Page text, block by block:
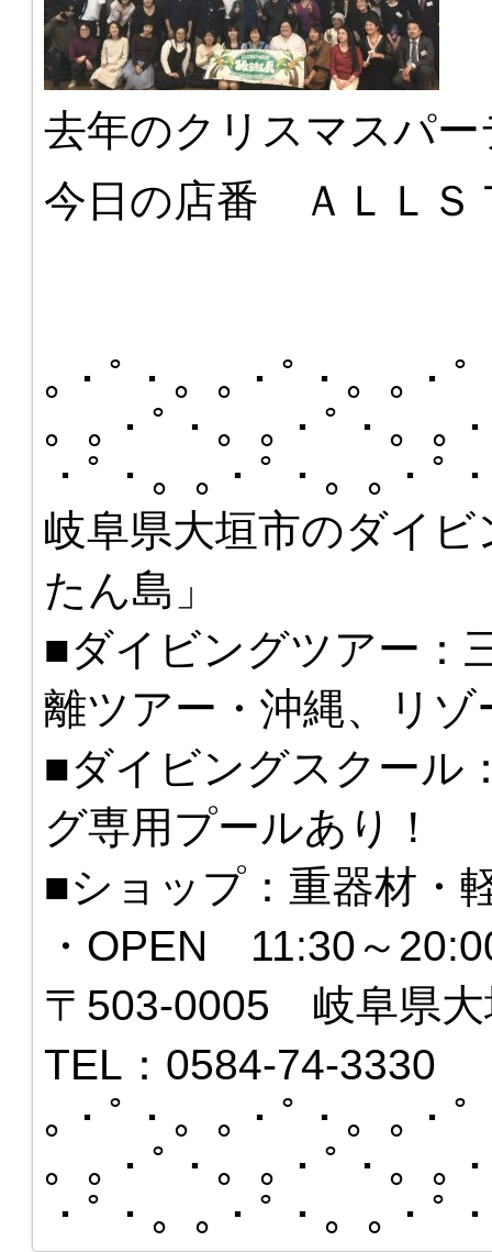
去年のクリスマスパ
今日の店番 ＡＬＬ
｡・ﾟ・。｡・ﾟ・。｡・
。｡・ﾟ・。｡・ﾟ・。｡
・ﾟ・。｡・ﾟ・。｡・ﾟ
岐阜県大垣市のダイ
たん島」
■ダイビングツアー：
離ツアー・沖縄、リ
■ダイビングスクール
グ専用プールあり！
■ショップ：重器材・
・OPEN 11:30～
〒503-0005 岐阜県大
TEL：0584-74-3330
｡・ﾟ・。｡・ﾟ・。｡・
。｡・ﾟ・。｡・ﾟ・。｡
・ﾟ・。｡・ﾟ・。｡・ﾟ